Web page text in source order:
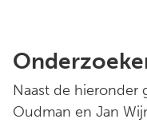
Naast de hieronder
Oudman en Jan